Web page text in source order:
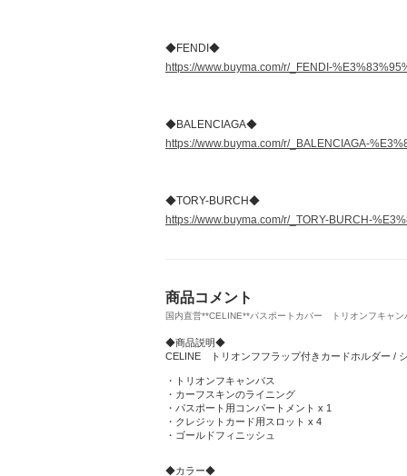
◆FENDI◆
https://www.buyma.com/r/_FENDI-
◆BALENCIAGA◆
https://www.buyma.com/r/_BALENCIAGA-
◆TORY-BURCH◆
https://www.buyma.com/r/_TORY-BURCH-
商品コメント
国内直営**CELINE**パスポートカバー トリオンフキャ
◆商品説明◆
CELINE トリオンフフラップ付きカードホルダー /
・トリオンフキャンバス
・カーフスキンのライニング
・パスポート用コンパートメント x 1
・クレジットカード用スロット x 4
・ゴールドフィニッシュ
◆カラー◆